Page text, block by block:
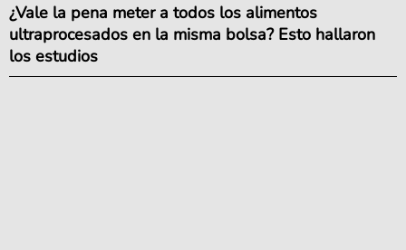
¿Vale la pena meter a todos los alimentos
ultraprocesados en la misma bolsa? Esto hallaron
los estudios